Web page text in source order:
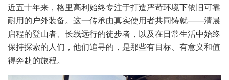
近五十年来，格里高利始终专注于打造严苛环境下依旧可靠
耐用的户外装备。这一传承由真实使用者共同铸就——清晨
启程的登山者、长线远行的徒步者，以及在日常生活中始终
保持探索的人们，他们追寻的，是那些有目标、有意义和值
得奔赴的旅程。